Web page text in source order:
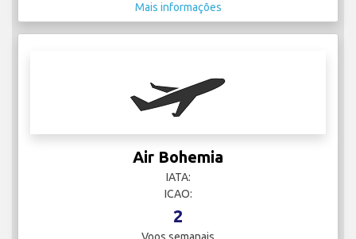
Mais informações
Air Bohemia
IATA:
ICAO:
2